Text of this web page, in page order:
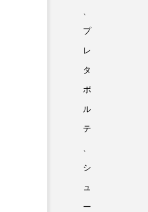
プ
レ
タ
ポ
ル
テ
シ
ュ
ー